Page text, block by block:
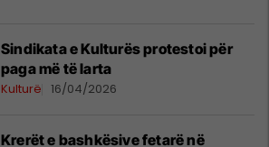
Sindikata e Kulturës protestoi për
paga më të larta
Kulturë 16/04/2026
Krerët e bashkësive fetarë në